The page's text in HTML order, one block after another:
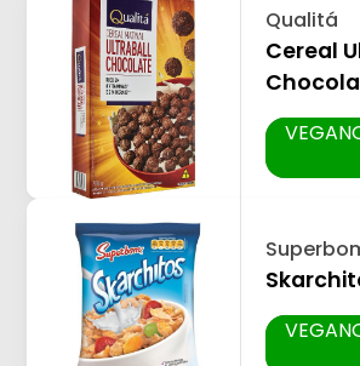
Qualitá
Cereal